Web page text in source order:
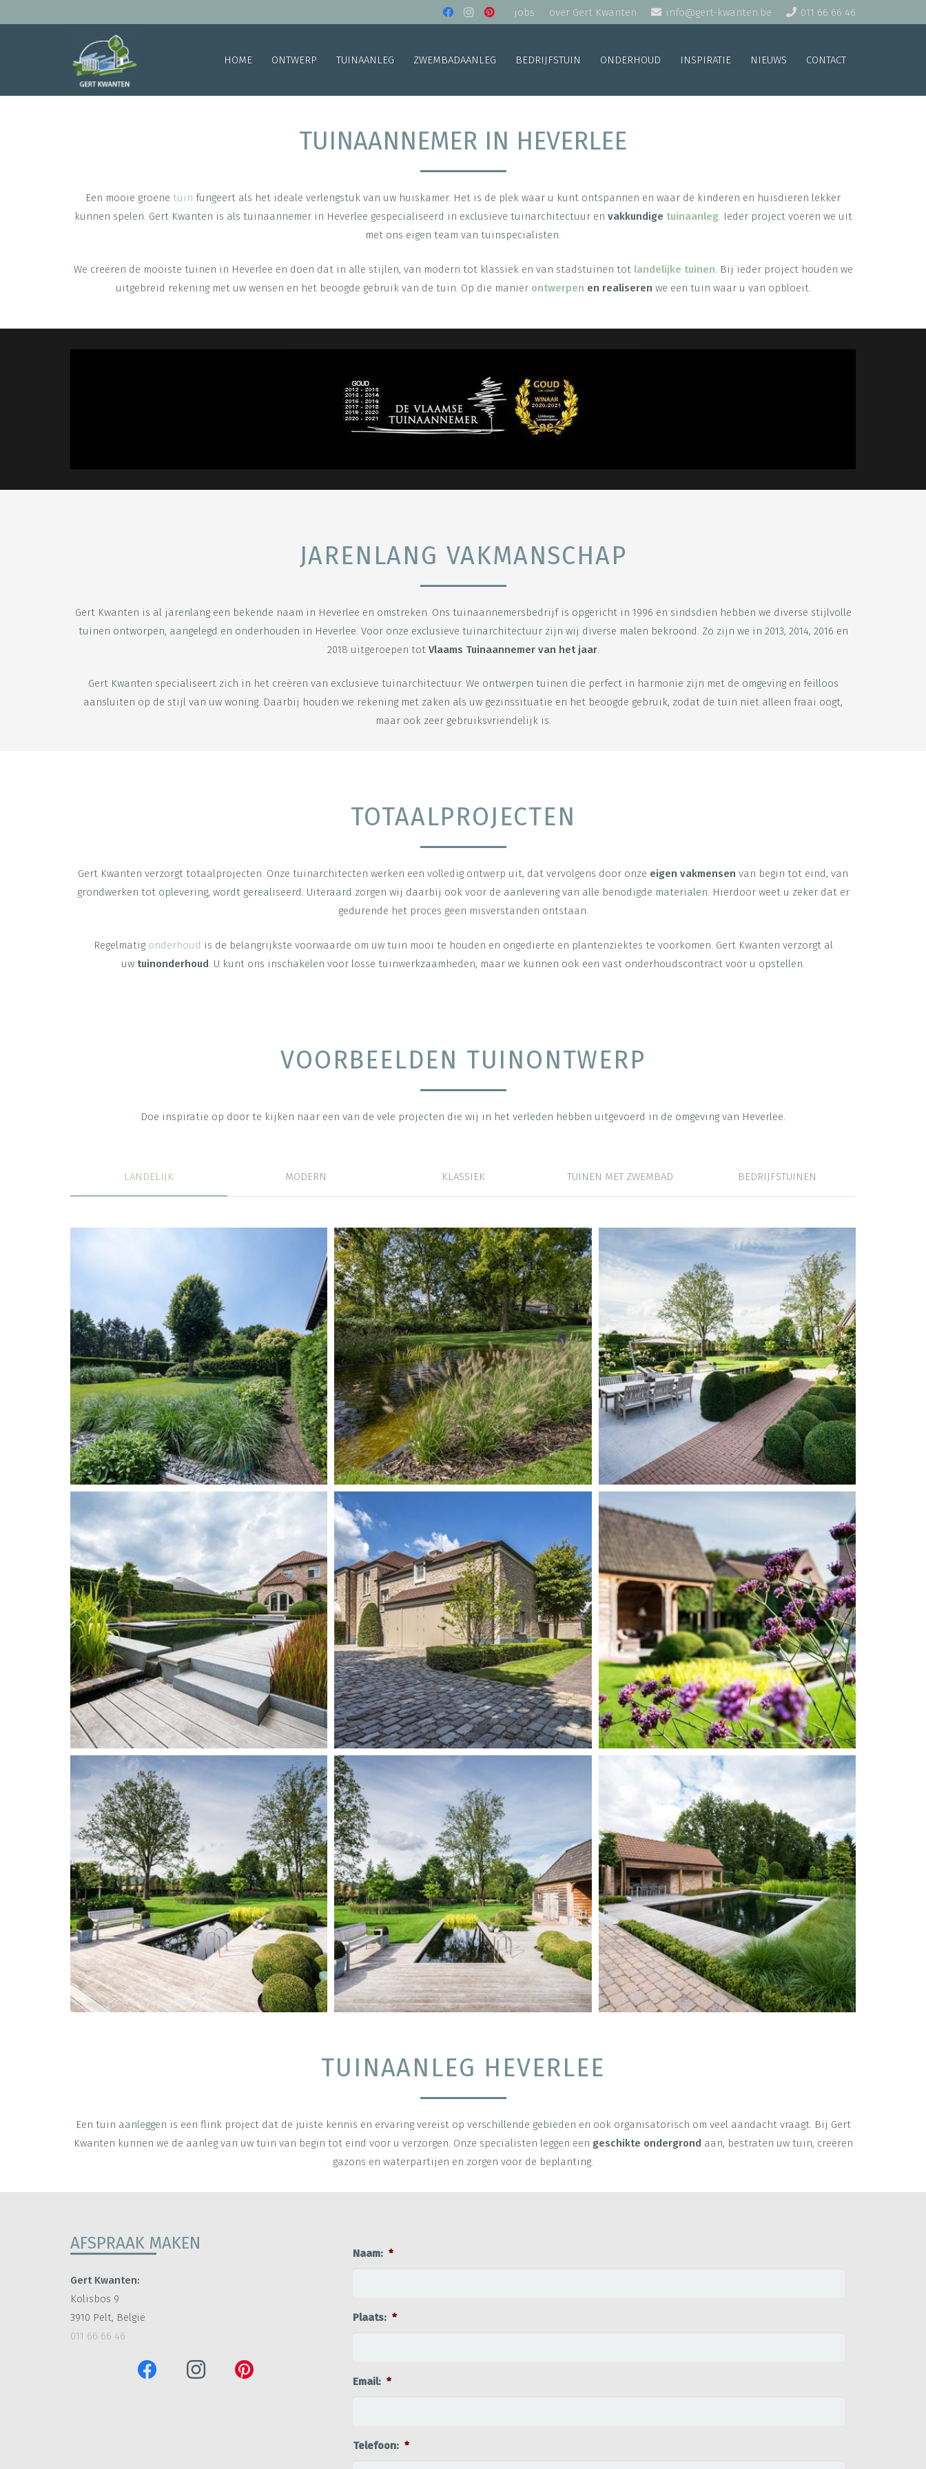
jobs over Gert Kwanten info@gert-kwanten.be 011 66 66 46
HOME ONTWERP TUINAANLEG ZWEMBADAANLEG BEDRIJFSTUIN ONDERHOUD INSPIRATIE NIEUWS CONTACT
TUINAANNEMER IN HEVERLEE
Een mooie groene tuin fungeert als het ideale verlengstuk van uw huiskamer. Het is de plek waar u kunt ontspannen en waar de kinderen en huisdieren lekker
kunnen spelen. Gert Kwanten is als tuinaannemer in Heverlee gespecialiseerd in exclusieve tuinarchitectuur en vakkundige tuinaanleg. Ieder project voeren we uit
met ons eigen team van tuinspecialisten.
We creëren de mooiste tuinen in Heverlee en doen dat in alle stijlen, van modern tot klassiek en van stadstuinen tot landelijke tuinen . Bij ieder project houden we
uitgebreid rekening met uw wensen en het beoogde gebruik van de tuin. Op die manier ontwerpen en realiseren we een tuin waar u van opbloeit.
JARENLANG VAKMANSCHAP
Gert Kwanten is al jarenlang een bekende naam in Heverlee en omstreken. Ons tuinaannemersbedrijf is opgericht in 1996 en sindsdien hebben we diverse stijlvolle
tuinen ontworpen, aangelegd en onderhouden in Heverlee. Voor onze exclusieve tuinarchitectuur zijn wij diverse malen bekroond. Zo zijn we in 2013, 2014, 2016 en
2018 uitgeroepen tot Vlaams Tuinaannemer van het jaar.
Gert Kwanten specialiseert zich in het creëren van exclusieve tuinarchitectuur. We ontwerpen tuinen die perfect in harmonie zijn met de omgeving en feilloos
aansluiten op de stijl van uw woning. Daarbij houden we rekening met zaken als uw gezinssituatie en het beoogde gebruik, zodat de tuin niet alleen fraai oogt,
maar ook zeer gebruiksvriendelijk is.
TOTAALPROJECTEN
Gert Kwanten verzorgt totaalprojecten. Onze tuinarchitecten werken een volledig ontwerp uit, dat vervolgens door onze eigen vakmensen van begin tot eind, van
grondwerken tot oplevering, wordt gerealiseerd. Uiteraard zorgen wij daarbij ook voor de aanlevering van alle benodigde materialen. Hierdoor weet u zeker dat er
gedurende het proces geen misverstanden ontstaan.
Regelmatig onderhoud is de belangrijkste voorwaarde om uw tuin mooi te houden en ongedierte en plantenziektes te voorkomen. Gert Kwanten verzorgt al
uw tuinonderhoud . U kunt ons inschakelen voor losse tuinwerkzaamheden, maar we kunnen ook een vast onderhoudscontract voor u opstellen.
VOORBEELDEN TUINONTWERP
Doe inspiratie op door te kijken naar een van de vele projecten die wij in het verleden hebben uitgevoerd in de omgeving van Heverlee.
LANDELIJK MODERN KLASSIEK TUINEN MET ZWEMBAD BEDRIJFSTUINEN
TUINAANLEG HEVERLEE
Een tuin aanleggen is een flink project dat de juiste kennis en ervaring vereist op verschillende gebieden en ook organisatorisch om veel aandacht vraagt. Bij Gert
Kwanten kunnen we de aanleg van uw tuin van begin tot eind voor u verzorgen. Onze specialisten leggen een geschikte ondergrond aan, bestraten uw tuin, creëren
gazons en waterpartijen en zorgen voor de beplanting.
AFSPRAAK MAKEN
Gert Kwanten:
Kolisbos 9
3910 Pelt, België
011 66 66 46
Naam: *
Plaats: *
Email: *
Telefoon: *